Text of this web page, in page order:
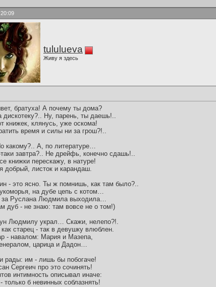
tululueva
Живу я здесь
братуха! А почему ты дома?
дискотеку?.. Ну, парень, ты даешь!..
книжек, клянусь, уже оскома!
время и силы ни за грош?!..
какому?.. А, по литературе…
завтра?.. Не дрейфь, конечно сдашь!..
книжки перескажу, в натуре!
добрый, листок и карандаш.
- это ясно. Ты ж помнишь, как там было?..
на дубе цепь с котом…
за Руслана Людмила выходила…
дуб - не знаю: там вовсе не о том!)
Людмилу украл… Скажи, нелепо?!.
старец - так в девушку влюблен.
- навалом: Мария и Мазепа,
царица и Дадон…
рады: им - лишь бы побогаче!
Сергеич про это сочинять!
интимность описывал иначе:
только б невинных соблазнять!